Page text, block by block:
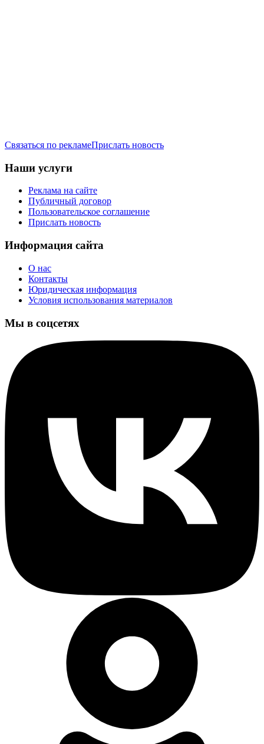
Связаться по рекламеПрислать новость
Наши услуги
Реклама на сайте
Публичный договор
Пользовательское соглашение
Прислать новость
Информация сайта
О нас
Контакты
Юридическая информация
Условия использования материалов
Мы в соцсетях